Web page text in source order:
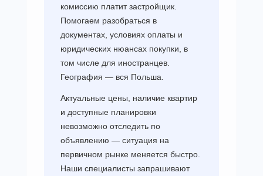
комиссию платит застройщик.
Помогаем разобраться в
документах, условиях оплаты и
юридических нюансах покупки, в
том числе для иностранцев.
География — вся Польша.
Актуальные цены, наличие квартир
и доступные планировки
невозможно отследить по
объявлению — ситуация на
первичном рынке меняется быстро.
Наши специалисты запрашивают